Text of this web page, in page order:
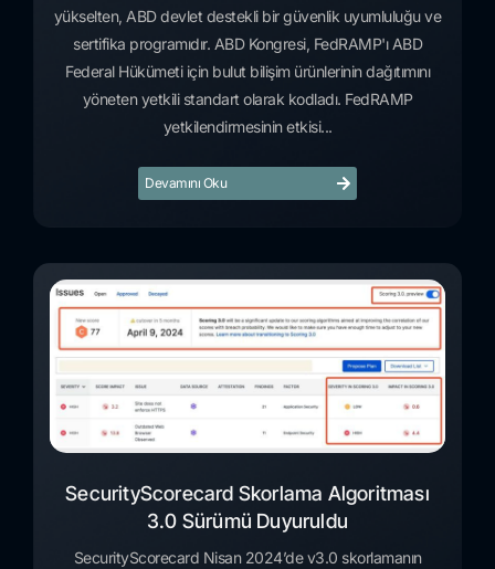
yükselten, ABD devlet destekli bir güvenlik uyumluluğu ve
sertifika programıdır. ABD Kongresi, FedRAMP'ı ABD
Federal Hükümeti için bulut bilişim ürünlerinin dağıtımını
yöneten yetkili standart olarak kodladı. FedRAMP
yetkilendirmesinin etkisi...
Devamını Oku
SecurityScorecard Skorlama Algoritması
3.0 Sürümü Duyuruldu
SecurityScorecard Nisan 2024’de v3.0 skorlamanın